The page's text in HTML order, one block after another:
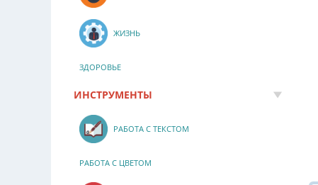
ЖИЗНЬ
ЗДОРОВЬЕ
ИНСТРУМЕНТЫ
РАБОТА С ТЕКСТОМ
РАБОТА С ЦВЕТОМ